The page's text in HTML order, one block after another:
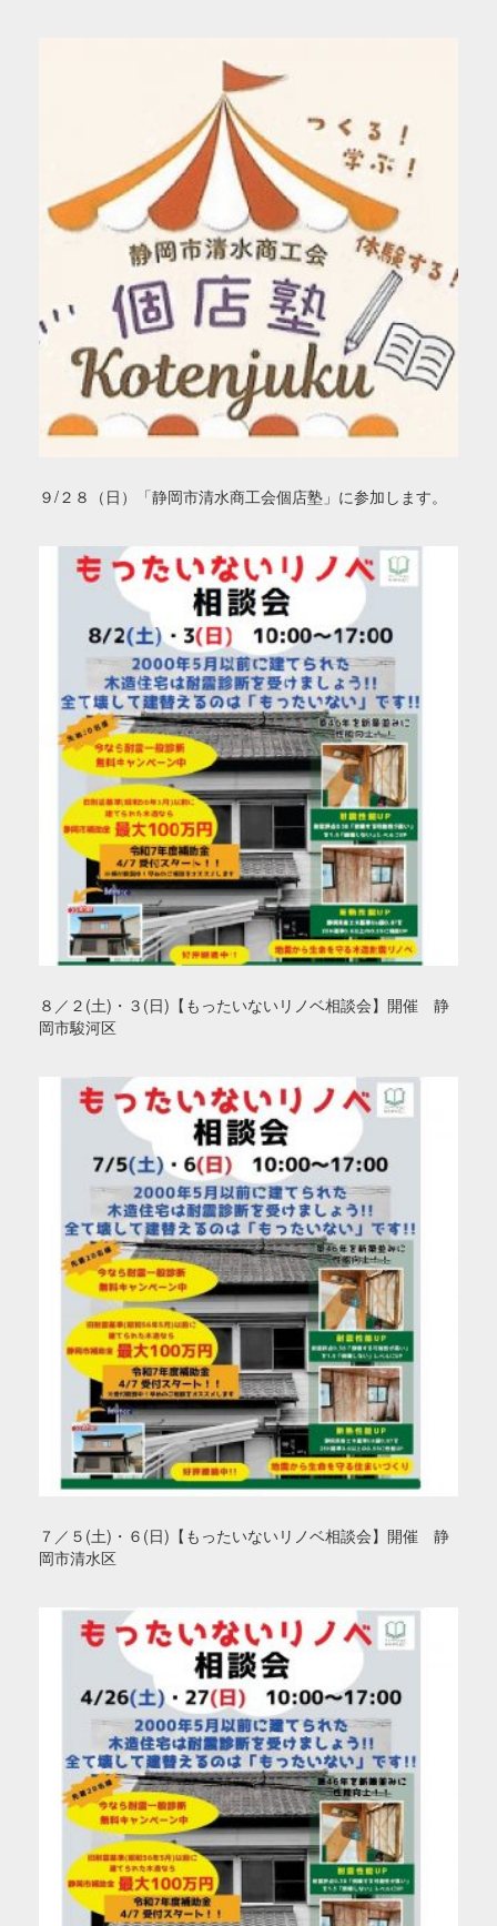
９/２８（日）「静岡市清水商工会個店塾」に参加します。
８／２(土)・３(日)【もったいないリノベ相談会】開催 静
岡市駿河区
７／５(土)・６(日)【もったいないリノベ相談会】開催 静
岡市清水区